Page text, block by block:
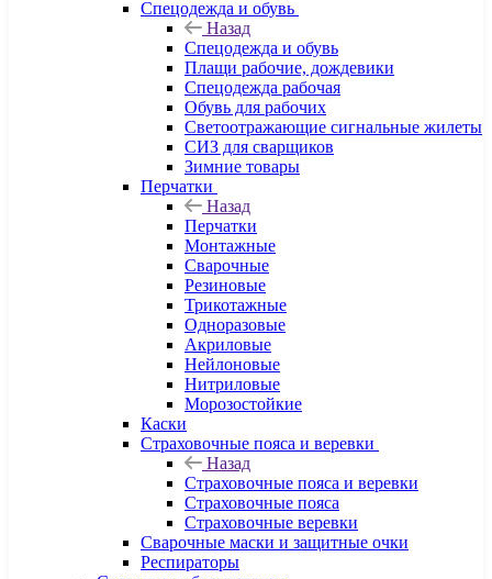
Спецодежда и обувь
Назад
Спецодежда и обувь
Плащи рабочие, дождевики
Спецодежда рабочая
Обувь для рабочих
Светоотражающие сигнальные жилеты
СИЗ для сварщиков
Зимние товары
Перчатки
Назад
Перчатки
Монтажные
Сварочные
Резиновые
Трикотажные
Одноразовые
Акриловые
Нейлоновые
Нитриловые
Морозостойкие
Каски
Страховочные пояса и веревки
Назад
Страховочные пояса и веревки
Страховочные пояса
Страховочные веревки
Сварочные маски и защитные очки
Респираторы